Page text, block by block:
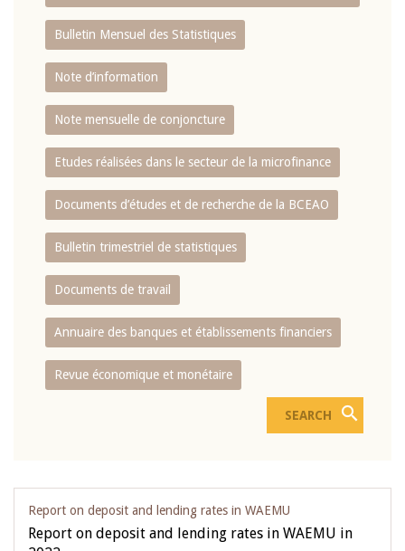
Bulletin Mensuel des Statistiques
Note d’information
Note mensuelle de conjoncture
Etudes réalisées dans le secteur de la microfinance
Documents d’études et de recherche de la BCEAO
Bulletin trimestriel de statistiques
Documents de travail
Annuaire des banques et établissements financiers
Revue économique et monétaire
Report on deposit and lending rates in WAEMU
Report on deposit and lending rates in WAEMU in